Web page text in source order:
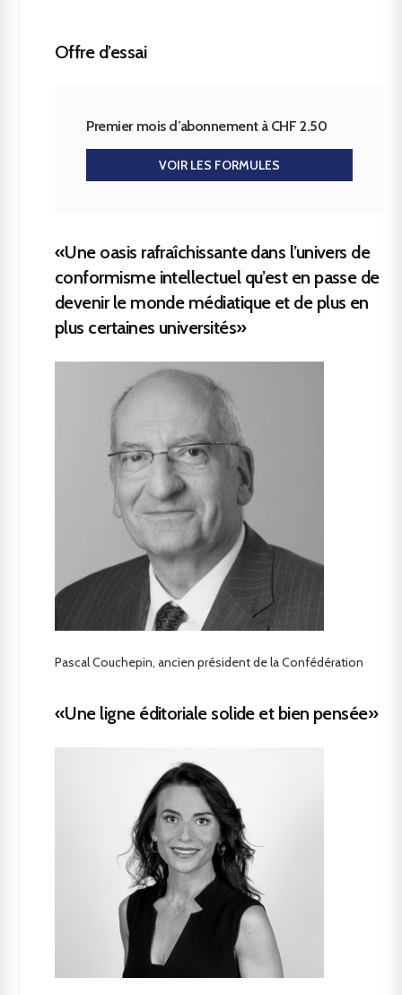
Offre d’essai
Premier mois d’abonnement à CHF 2.50
VOIR LES FORMULES
«Une oasis rafraîchissante dans l’univers de
conformisme intellectuel qu’est en passe de
devenir le monde médiatique et de plus en
plus certaines universités»
Pascal Couchepin, ancien président de la Confédération
«Une ligne éditoriale solide et bien pensée»